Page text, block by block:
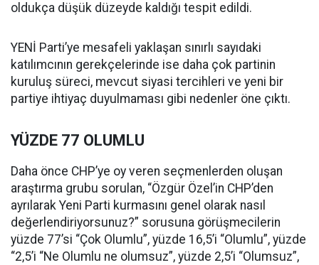
oldukça düşük düzeyde kaldığı tespit edildi.
YENİ Parti’ye mesafeli yaklaşan sınırlı sayıdaki
katılımcının gerekçelerinde ise daha çok partinin
kuruluş süreci, mevcut siyasi tercihleri ve yeni bir
partiye ihtiyaç duyulmaması gibi nedenler öne çıktı.
YÜZDE 77 OLUMLU
Daha önce CHP’ye oy veren seçmenlerden oluşan
araştırma grubu sorulan, “Özgür Özel’in CHP’den
ayrılarak Yeni Parti kurmasını genel olarak nasıl
değerlendiriyorsunuz?” sorusuna görüşmecilerin
yüzde 77’si “Çok Olumlu”, yüzde 16,5’i “Olumlu”, yüzde
“2,5’i “Ne Olumlu ne olumsuz”, yüzde 2,5’i “Olumsuz”,